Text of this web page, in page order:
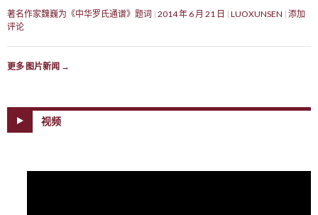
著名作家魏巍为《中华罗氏通谱》题词 2014 年 6 月 21 日 LUOXUNSEN 添加
评论
更多 图片新闻 →
视频